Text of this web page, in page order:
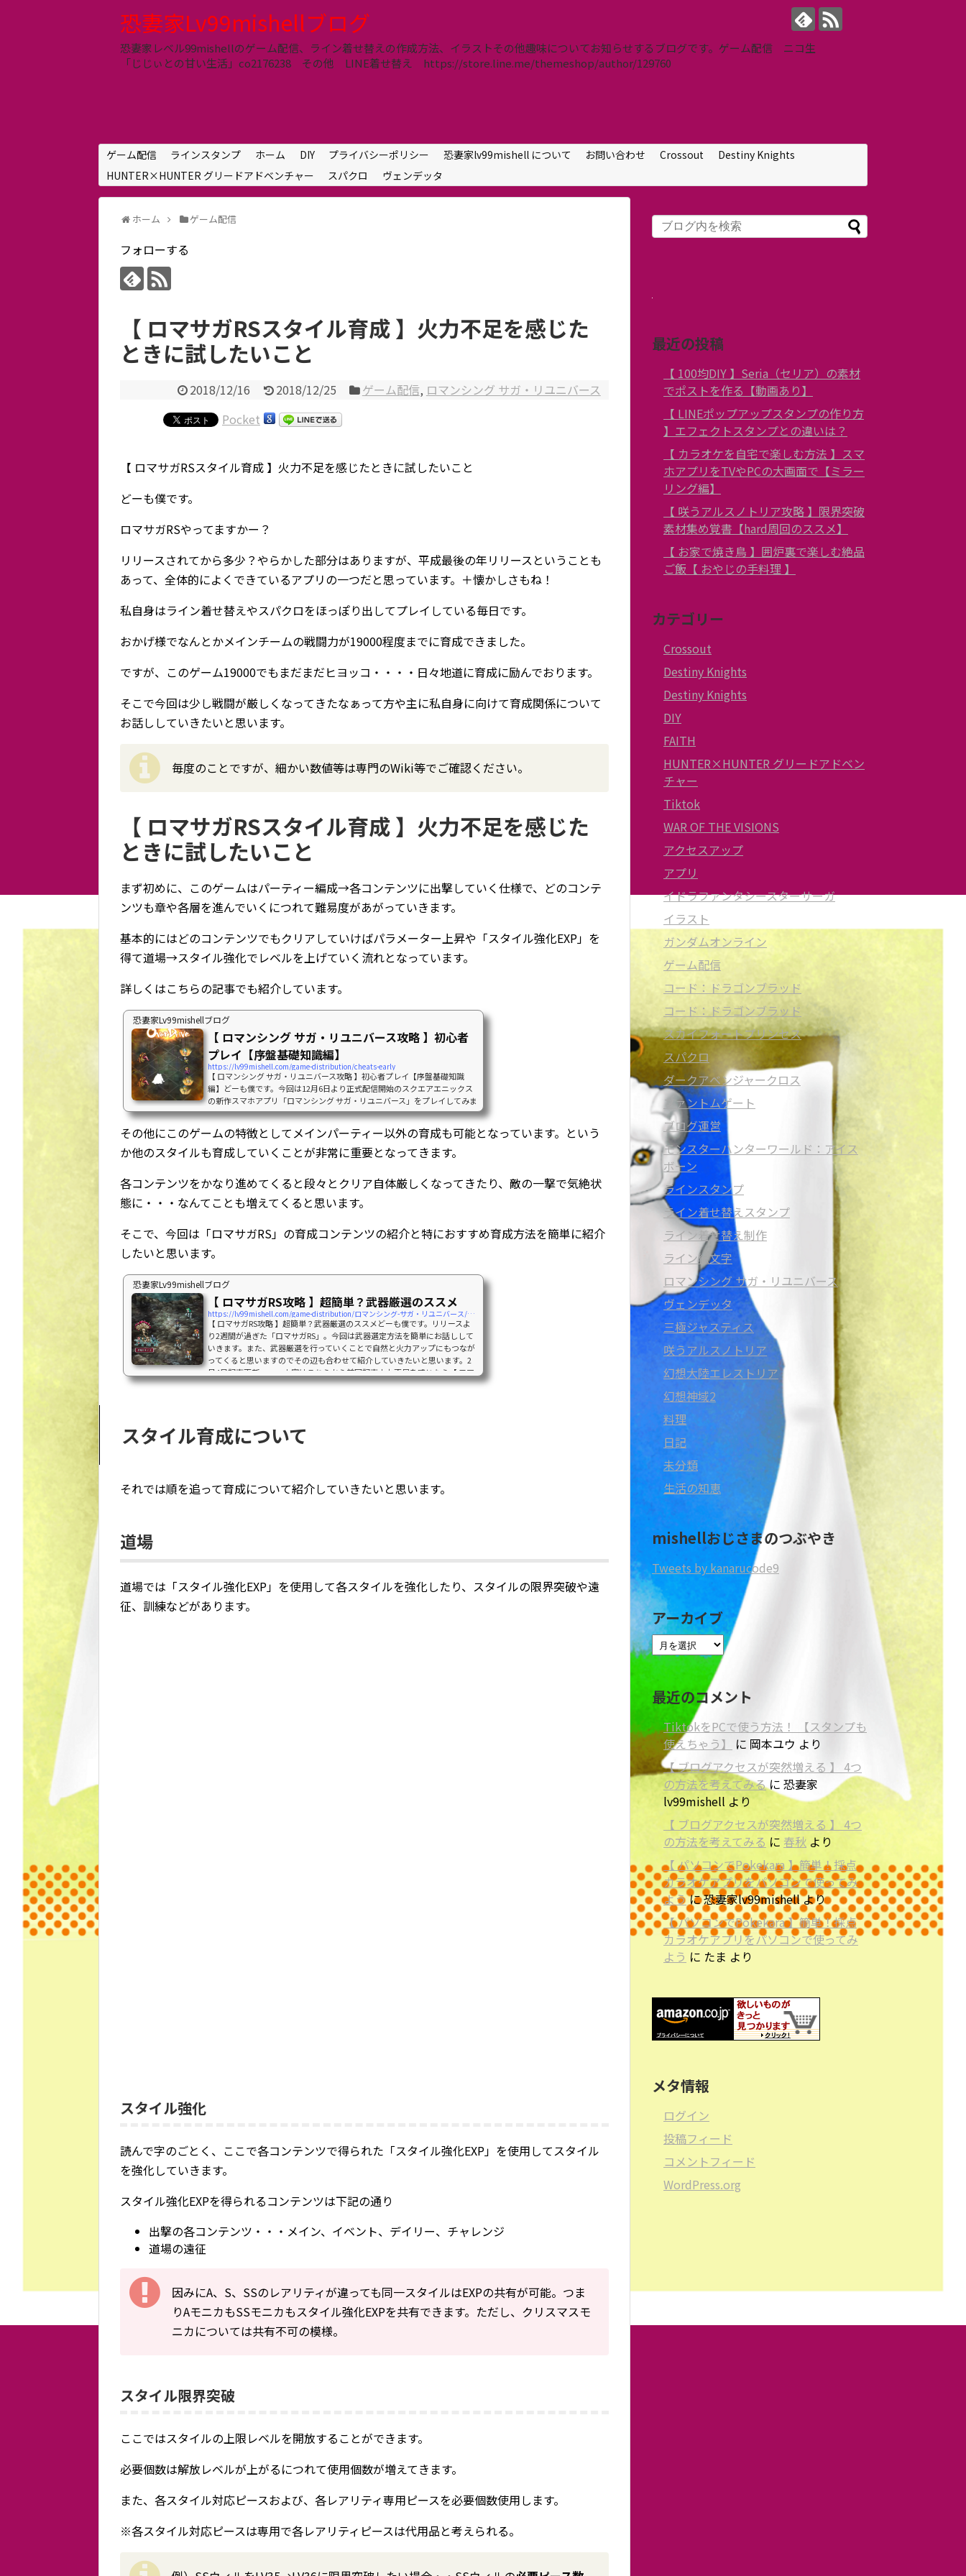
恐妻家Lv99mishellブログ
恐妻家レベル99mishellのゲーム配信、ライン着せ替えの作成方法、イラストその他趣味についてお知らせするブログです。ゲーム配信 ニコ生
「じじぃとの甘い生活」co2176238 その他 LINE着せ替え https://store.line.me/themeshop/author/129760
ゲーム配信 ラインスタンプ ホーム DIY プライバシーポリシー 恐妻家lv99mishell について お問い合わせ Crossout
Destiny Knights
HUNTER×HUNTER グリードアドベンチャー
スパクロ ヴェンデッタ
ホーム ゲーム配信
フォローする
【 ロマサガRSスタイル育成 】火力不足を感じた
ときに試したいこと
2018/12/16 2018/12/25 ゲーム配信, ロマンシング サガ・リユニバース
Pocket
【 ロマサガRSスタイル育成 】火力不足を感じたときに試したいこと
どーも僕です。
ロマサガRSやってますかー？
リリースされてから多少？やらかした部分はありますが、平成最後の年リリースということも
あって、全体的によくできているアプリの一つだと思っています。＋懐かしさもね！
私自身はライン着せ替えやスパクロをほっぽり出してプレイしている毎日です。
おかげ様でなんとかメインチームの戦闘力が19000程度までに育成できました。
ですが、このゲーム19000でもまだまだヒヨッコ・・・・日々地道に育成に励んでおります。
そこで今回は少し戦闘が厳しくなってきたなぁって方や主に私自身に向けて育成関係について
お話ししていきたいと思います。
毎度のことですが、細かい数値等は専門のWiki等でご確認ください。
【 ロマサガRSスタイル育成 】火力不足を感じた
ときに試したいこと
まず初めに、このゲームはパーティー編成→各コンテンツに出撃していく仕様で、どのコンテ
ンツも章や各層を進んでいくにつれて難易度があがっていきます。
基本的にはどのコンテンツでもクリアしていけばパラメーター上昇や「スタイル強化EXP」を
得て道場→スタイル強化でレベルを上げていく流れとなっています。
詳しくはこちらの記事でも紹介しています。
恐妻家Lv99mishellブログ
【 ロマンシング サガ・リユニバース攻略 】初心者
プレイ【序盤基礎知識編】
https://lv99mishell.com/game-distribution/cheats-early
【 ロマンシング サガ・リユニバース攻略 】初心者プレイ【序盤基礎知識
編】どーも僕です。今回は12月6日より正式配信開始のスクエアエニックス
の新作スマホアプリ「ロマンシング サガ・リユニバース」をプレイしてみま
したので、序盤の進め方やら何やらを高速で紹介していきます。因みに現在
ったので何とかランク50を超えました。また、SSキャラもミッション報酬分
も含めれば5体となっています。【 ロマンシング サガ・リユニバース攻略 】
初心者プレイ【序盤基...
その他にこのゲームの特徴としてメインパーティー以外の育成も可能となっています。という
か他のスタイルも育成していくことが非常に重要となってきます。
各コンテンツをかなり進めてくると段々とクリア自体厳しくなってきたり、敵の一撃で気絶状
態に・・・なんてことも増えてくると思います。
そこで、今回は「ロマサガRS」の育成コンテンツの紹介と特におすすめ育成方法を簡単に紹介
したいと思います。
恐妻家Lv99mishellブログ
【 ロマサガRS攻略 】超簡単？武器厳選のススメ
https://lv99mishell.com/game-distribution/ロマンシング-サガ・リユニバース/weapon-carefully
【 ロマサガRS攻略 】超簡単？武器厳選のススメどーも僕です。リリースよ
り2週間が過ぎた「ロマサガRS」。今回は武器選定方法を簡単にお話しして
いきます。また、武器厳選を行っていくことで自然と火力アップにもつなが
ってくると思いますのでその辺も合わせて紹介していきたいと思います。2
月4日記事更新・・・内容はこちらから前回記事火力不足を感じたら【 ロマ
サガRS攻略 】武器厳選ロマサガRSではスタイルによって装備できる武器が
スタイル育成について
それでは順を追って育成について紹介していきたいと思います。
道場
道場では「スタイル強化EXP」を使用して各スタイルを強化したり、スタイルの限界突破や遠
征、訓練などがあります。
スタイル強化
読んで字のごとく、ここで各コンテンツで得られた「スタイル強化EXP」を使用してスタイル
を強化していきます。
スタイル強化EXPを得られるコンテンツは下記の通り
出撃の各コンテンツ・・・メイン、イベント、デイリー、チャレンジ
道場の遠征
因みにA、S、SSのレアリティが違っても同一スタイルはEXPの共有が可能。つま
りAモニカもSSモニカもスタイル強化EXPを共有できます。ただし、クリスマスモ
ニカについては共有不可の模様。
スタイル限界突破
ここではスタイルの上限レベルを開放することができます。
必要個数は解放レベルが上がるにつれて使用個数が増えてきます。
また、各スタイル対応ピースおよび、各レアリティ専用ピースを必要個数使用します。
※各スタイル対応ピースは専用で各レアリティピースは代用品と考えられる。
最近の投稿
【 100均DIY 】Seria（セリア）の素材
でポストを作る【動画あり】
【 LINEポップアップスタンプの作り方
】エフェクトスタンプとの違いは？
【 カラオケを自宅で楽しむ方法 】スマ
ホアプリをTVやPCの大画面で【ミラー
リング編】
【 咲うアルスノトリア攻略 】限界突破
素材集め覚書【hard周回のススメ】
【 お家で焼き鳥 】囲炉裏で楽しむ絶品
ご飯【 おやじの手料理 】
カテゴリー
Crossout
Destiny Knights
Destiny Knights
DIY
FAITH
HUNTER×HUNTER グリードアドベン
チャー
Tiktok
WAR OF THE VISIONS
アクセスアップ
アプリ
イドラファンタシースターサーガ
イラスト
ガンダムオンライン
ゲーム配信
コード：ドラゴンブラッド
コード：ドラゴンブラッド
スカイフォートプリンセス
スパクロ
ダークアベンジャークロス
ファントムゲート
ブログ運営
モンスターハンターワールド：アイス
ボーン
ラインスタンプ
ライン着せ替えスタンプ
ライン着せ替え制作
ライン絵文字
ロマンシング サガ・リユニバース
ヴェンデッタ
三極ジャスティス
咲うアルスノトリア
幻想大陸エレストリア
幻想神域2
料理
日記
未分類
生活の知恵
mishellおじさまのつぶやき
Tweets by kanarucode9
アーカイブ
最近のコメント
TiktokをPCで使う方法！ 【スタンプも
使えちゃう】
に 岡本ユウ より
【 ブログアクセスが突然増える 】 4つ
の方法を考えてみるに 恐妻家
lv99mishell より
【 ブログアクセスが突然増える 】 4つ
の方法を考えてみる に 春秋 より
【 パソコンでPokekara 】簡単！採点
カラオケアプリをパソコンで使ってみ
ように恐妻家lv99mishellより
【 パソコンでPokekara 】簡単！採点
カラオケアプリをパソコンで使ってみ
よう に たま より
メタ情報
ログイン
投稿フィード
コメントフィード
WordPress.org